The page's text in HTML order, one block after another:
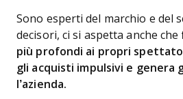
Sono esperti del marchio e del
decisori, ci si aspetta anche che
più profondi ai propri
gli acquisti impulsivi e genera
l’azienda.